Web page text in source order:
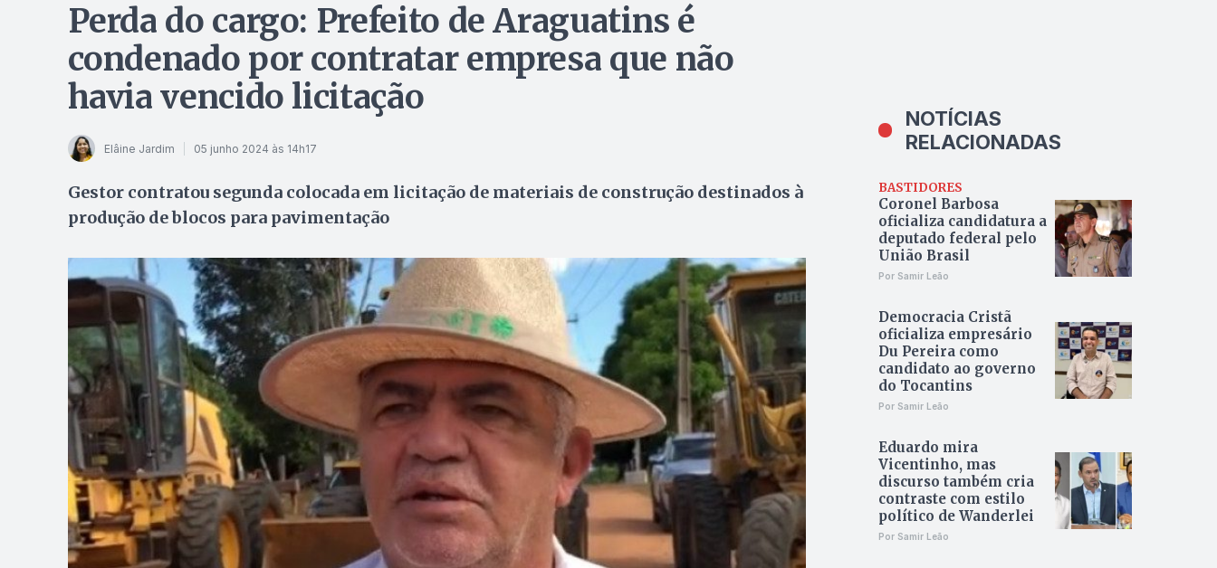
Perda do cargo: Prefeito de Araguatins é
condenado por contratar empresa que não
havia vencido licitação
Elâine Jardim 05 junho 2024 às 14h17
Gestor contratou segunda colocada em licitação de materiais de construção destinados à
produção de blocos para pavimentação
NOTÍCIAS
RELACIONADAS
BASTIDORES
Coronel Barbosa
oficializa candidatura a
deputado federal pelo
União Brasil
Por Samir Leão
Democracia Cristã
oficializa empresário
Du Pereira como
candidato ao governo
do Tocantins
Por Samir Leão
Eduardo mira
Vicentinho, mas
discurso também cria
contraste com estilo
político de Wanderlei
Por Samir Leão